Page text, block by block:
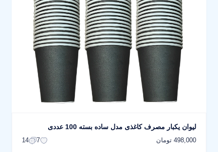
لیوان یکبار مصرف کاغذی مدل ساده بسته 100 عددی
498,000 تومان 7
14